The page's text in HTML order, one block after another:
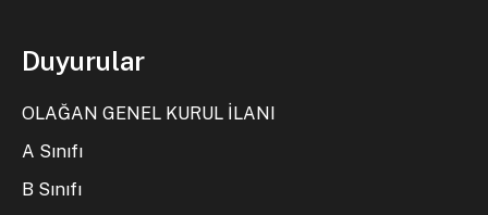
Duyurular
OLAĞAN GENEL KURUL İLANI
A Sınıfı
B Sınıfı